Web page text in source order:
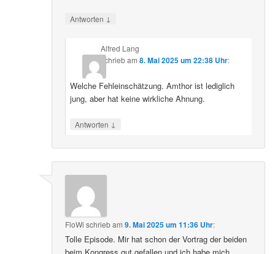
Antworten ↓
Alfred Lang
schriebam 8. Mai 2025 um 22:38 Uhr:
Welche Fehleinschätzung. Amthor ist lediglich
jung, aber hat keine wirkliche Ahnung.
Antworten ↓
FloWi schriebam9. Mai 2025 um 11:36 Uhr:
Tolle Episode. Mir hat schon der Vortrag der beiden